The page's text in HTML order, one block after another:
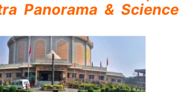
Panorama & Science